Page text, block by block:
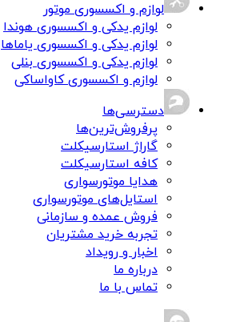
لوازم و اکسسوری موتور
لوازم یدکی و اکسسوری هوندا
لوازم یدکی و اکسسوری یاماها
لوازم یدکی و اکسسوری بنلی
لوازم و اکسسوری کاواساکی
دسترسی‌ها
پرفروش‌ترین‌ها
گاراژ استارسیکلت
کافه استارسیکلت
هدایا موتورسواری
استایل‌های موتورسواری
فروش عمده و سازمانی
تجربه خرید مشتریان
اخبار و رویداد
درباره ما
تماس با ما